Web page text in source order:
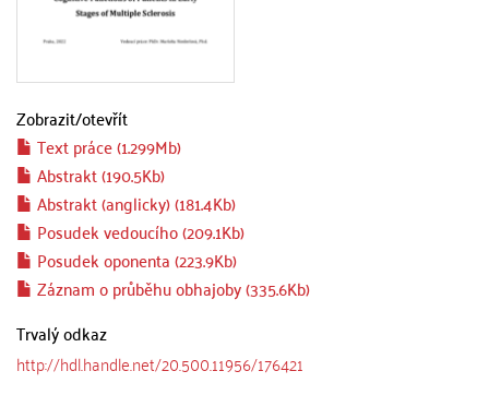
Zobrazit/otevřít
Text práce (1.299Mb)
Abstrakt (190.5Kb)
Abstrakt (anglicky) (181.4Kb)
Posudek vedoucího (209.1Kb)
Posudek oponenta (223.9Kb)
Záznam o průběhu obhajoby (335.6Kb)
Trvalý odkaz
http://hdl.handle.net/20.500.11956/176421